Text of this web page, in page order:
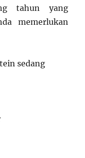
tahun yang
memerlukan
sedang